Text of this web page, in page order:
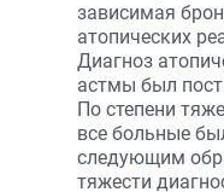
зависимая
атопических
Диагноз
астмы был
По степени
все больные
следующим
тяжести